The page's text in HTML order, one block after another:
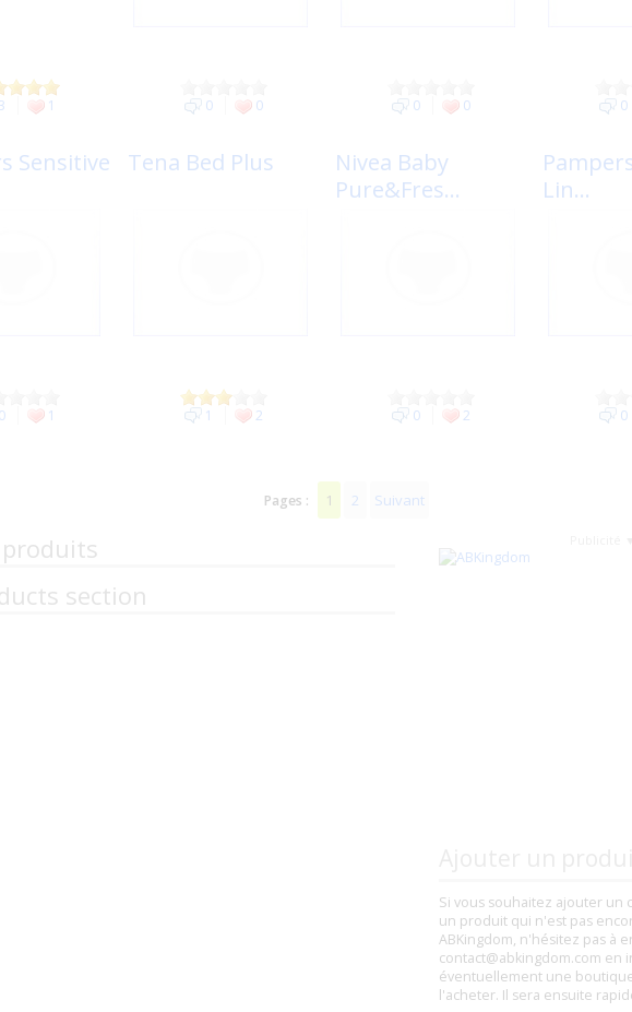
3 1 0 0 0 0 0
Sensitive
0 1
Tena Bed Plus
1 2
Nivea Baby
Pure&Fres...
0 2
Lin...
0
Pages : 1 2 Suivant
Si vous souhaitez ajouter un
un produit qui n'est pas
ABKingdom, n'hésitez pas à
contact@abkingdom.com en
éventuellement une
l'acheter. Il sera ensuite
section